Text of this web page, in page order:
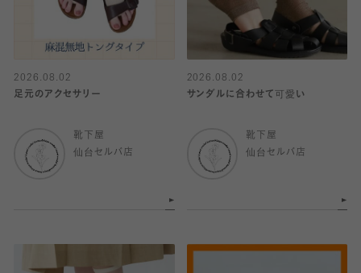
2026.08.02
足元のアクセサリー
靴下屋
仙台セルバ店
2026.08.02
サンダルに合わせて可愛い
靴下屋
仙台セルバ店